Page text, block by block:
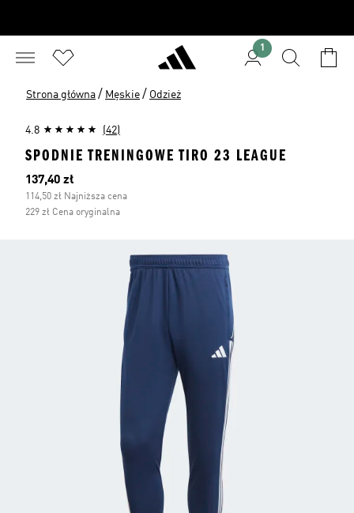
1
Strona główna / Męskie / Odzież
4.8 (42)
SPODNIE TRENINGOWE TIRO 23 LEAGUE
Bieżąca cena
137,40 zł
114,50 zł Najniższa cena
229 zł Cena oryginalna